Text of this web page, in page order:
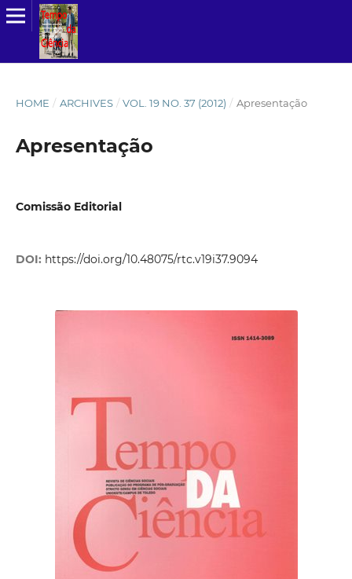
HOME / ARCHIVES / VOL. 19 NO. 37 (2012) / Apresentação
Apresentação
Comissão Editorial
DOI: https://doi.org/10.48075/rtc.v19i37.9094